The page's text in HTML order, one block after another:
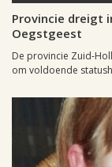
Provincie dreigt
Oegstgeest
De provincie Zuid-
om voldoende